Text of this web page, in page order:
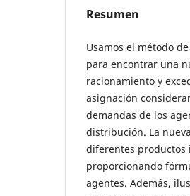
Resumen
Usamos el método
para encontrar una
racionamiento y
asignación
demandas de los
distribución. La
diferentes productos
proporcionando
agentes. Además,